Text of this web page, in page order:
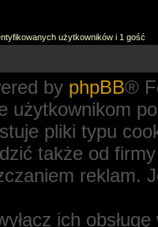
użytkowników i 1 gość
by phpBB®
użytkownikom
pliki typu
także od
reklam.
ich